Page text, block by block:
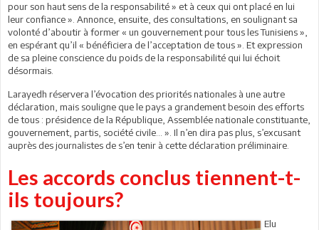
pour son haut sens de la responsabilité » et à ceux qui ont placé en lui
leur confiance ». Annonce, ensuite, des consultations, en soulignant sa
volonté d’aboutir à former « un gouvernement pour tous les Tunisiens »,
en espérant qu’il « bénéficiera de l’acceptation de tous ». Et expression
de sa pleine conscience du poids de la responsabilité qui lui échoit
désormais.
Larayedh réservera l’évocation des priorités nationales à une autre
déclaration, mais souligne que le pays a grandement besoin des efforts
de tous : présidence de la République, Assemblée nationale constituante,
gouvernement, partis, société civile… ». Il n’en dira pas plus, s’excusant
auprès des journalistes de s’en tenir à cette déclaration préliminaire.
Les accords conclus tiennent-t-
ils toujours?
Elu